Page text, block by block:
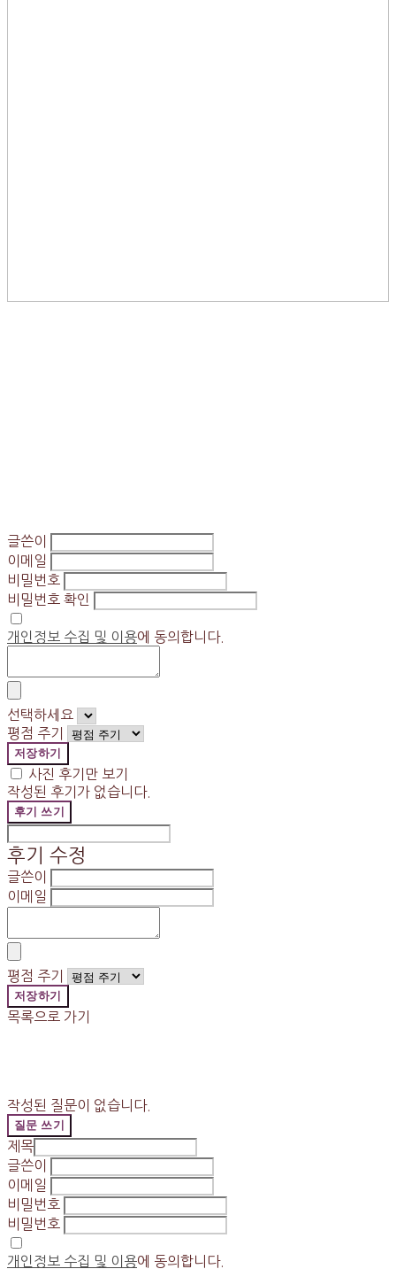
글쓴이
이메일
비밀번호
비밀번호 확인
개인정보 수집 및 이용에 동의합니다.
선택하세요
평점 주기
저장하기
사진 후기만 보기
작성된 후기가 없습니다.
후기 쓰기
후기 수정
글쓴이
이메일
평점 주기
저장하기
목록으로 가기
작성된 질문이 없습니다.
질문 쓰기
제목
글쓴이
이메일
비밀번호
비밀번호
개인정보 수집 및 이용에 동의합니다.